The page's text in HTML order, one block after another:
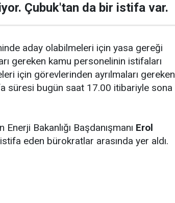
Çubuk'tan da bir istifa var.
aday olabilmeleri için yasa gereği
gereken kamu personelinin istifaları
için görevlerinden ayrılmaları gereken
süresi bugün saat 17.00 itibariyle sona
Bakanlığı Başdanışmanı Erol
eden bürokratlar arasında yer aldı.